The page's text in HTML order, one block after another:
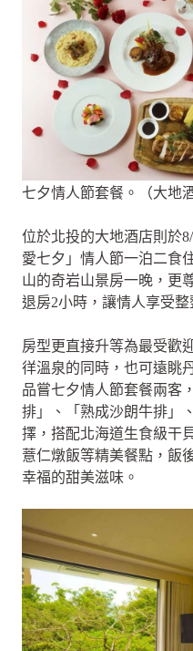
七夕情人節套餐。（大地
位於北投的大地酒店則於
愛七夕」情人節一泊二食
山的奇岩山景房一晚，更
退房2小時，讓情人享受整
房型更直接升等為最受歡
徉溫泉的同時，也可遠眺
品嘗七夕情人節套餐兩客
排」、「熟成沙朗牛排」
擇，搭配北海道生食級干
薏仁燉飯等精美餐點，飯
幸福的甜美滋味。